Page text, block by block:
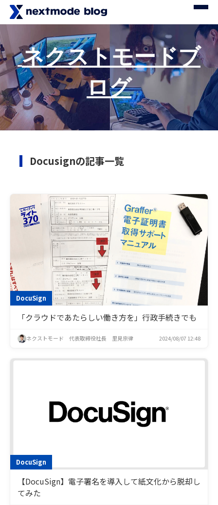
ネクストモードブ
ログ
Docusignの記事一覧
DocuSign
「クラウドであたらしい働き方を」行政手続きでも
ネクストモード 代表取締役社長 里見宗律 2024/08/07 12:48
DocuSign
【DocuSign】電子署名を導入して紙文化から脱却し
てみた